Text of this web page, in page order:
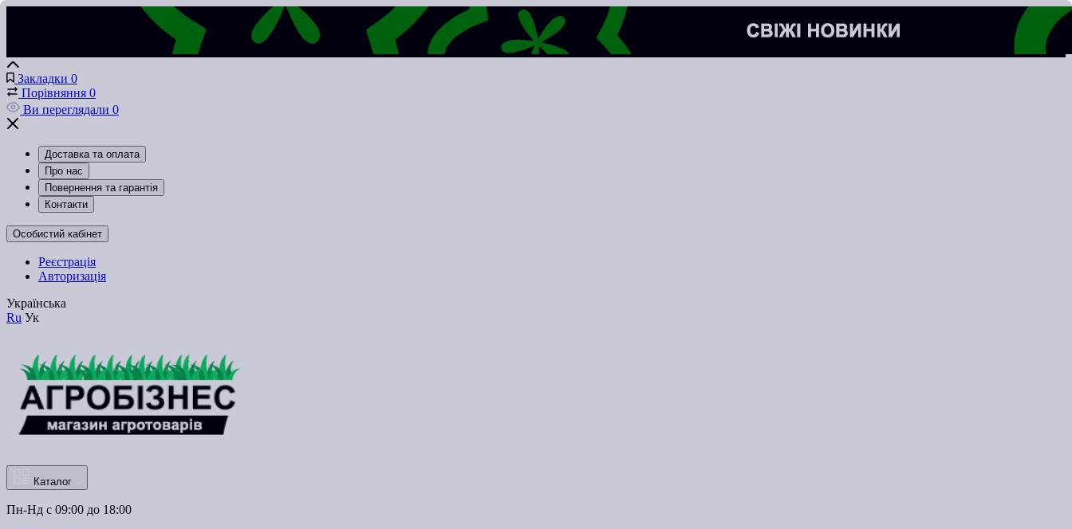
Закладки 0
Порівняння 0
Ви переглядали 0
Доставка та оплата
Про нас
Повернення та гарантія
Контакти
Особистий кабінет
Реєстрація
Авторизація
Українська
Ru Ук
Каталог
Пн-Нд с 09:00 до 18:00